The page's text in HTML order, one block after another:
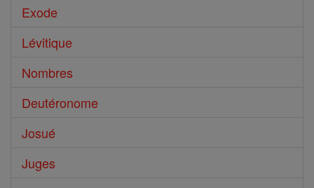
Exode
Lévitique
Nombres
Deutéronome
Josué
Juges